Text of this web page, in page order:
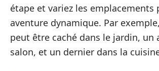
étape et variez les emplacements
aventure dynamique. Par
peut être caché dans le jardin, un
salon, et un dernier dans la